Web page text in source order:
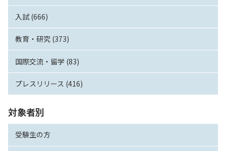
入試 (666)
教育・研究 (373)
国際交流・留学 (83)
プレスリリース (416)
対象者別
受験生の方